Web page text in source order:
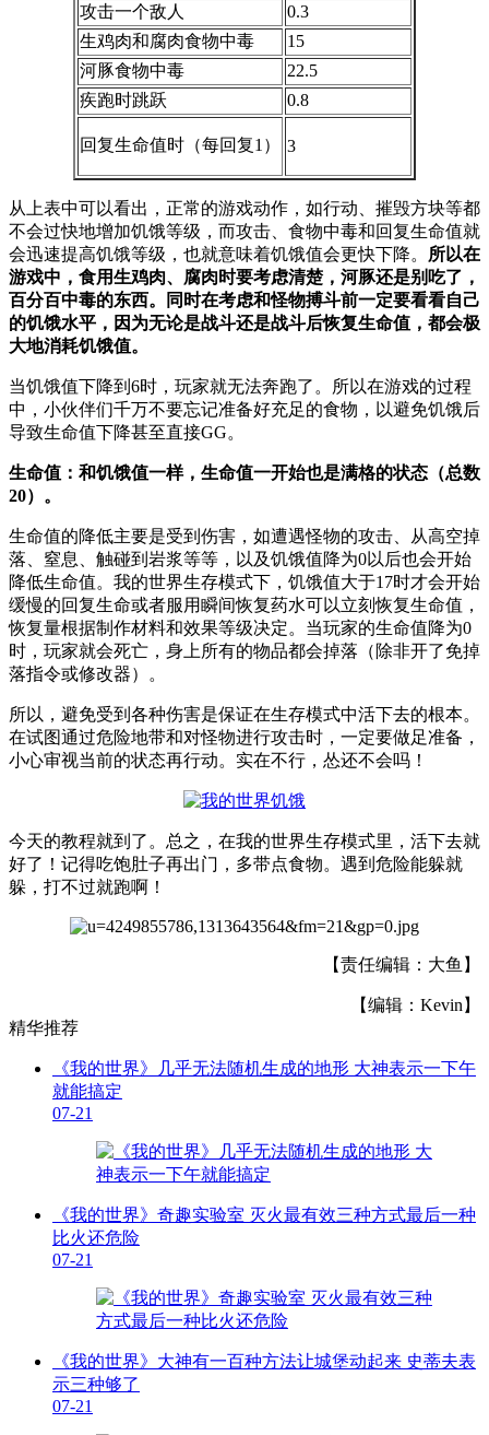
攻击一个敌人
0.3
生鸡肉和腐肉食物中毒
15
河豚食物中毒
22.5
疾跑时跳跃
0.8
回复生命值时（每回复1） 3
从上表中可以看出，正常的游戏动作，如行动、摧毁方块等都
不会过快地增加饥饿等级，而攻击、食物中毒和回复生命值就
会迅速提高饥饿等级，也就意味着饥饿值会更快下降。 所以在
游戏中，食用生鸡肉、腐肉时要考虑清楚，河豚还是别吃了，
百分百中毒的东西。同时在考虑和怪物搏斗前一定要看看自己
的饥饿水平，因为无论是战斗还是战斗后恢复生命值，都会极
大地消耗饥饿值。
当饥饿值下降到6时，玩家就无法奔跑了。所以在游戏的过程
中，小伙伴们千万不要忘记准备好充足的食物，以避免饥饿后
导致生命值下降甚至直接GG。
生命值：和饥饿值一样，生命值一开始也是满格的状态（总数
20）。
生命值的降低主要是受到伤害，如遭遇怪物的攻击、从高空掉
落、窒息、触碰到岩浆等等，以及饥饿值降为0以后也会开始
降低生命值。我的世界生存模式下，饥饿值大于17时才会开始
缓慢的回复生命或者服用瞬间恢复药水可以立刻恢复生命值，
恢复量根据制作材料和效果等级决定。当玩家的生命值降为0
时，玩家就会死亡，身上所有的物品都会掉落（除非开了免掉
落指令或修改器）。
所以，避免受到各种伤害是保证在生存模式中活下去的根本。
在试图通过危险地带和对怪物进行攻击时，一定要做足准备，
小心审视当前的状态再行动。实在不行，怂还不会吗！
今天的教程就到了。总之，在我的世界生存模式里，活下去就
好了！记得吃饱肚子再出门，多带点食物。遇到危险能躲就
躲，打不过就跑啊！
【责任编辑：大鱼】
【编辑：Kevin】
精华推荐
《我的世界》几乎无法随机生成的地形 大神表示一下午
就能搞定
07-21
《我的世界》奇趣实验室 灭火最有效三种方式最后一种
比火还危险
07-21
《我的世界》大神有一百种方法让城堡动起来 史蒂夫表
示三种够了
07-21